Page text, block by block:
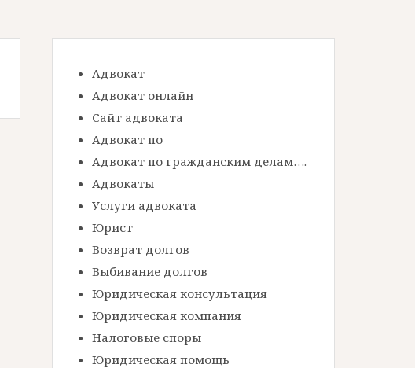
Адвокат
Адвокат онлайн
Сайт адвоката
Адвокат по
Адвокат по гражданским делам….
Адвокаты
Услуги адвоката
Юрист
Возврат долгов
Выбивание долгов
Юридическая консультация
Юридическая компания
Налоговые споры
Юридическая помощь